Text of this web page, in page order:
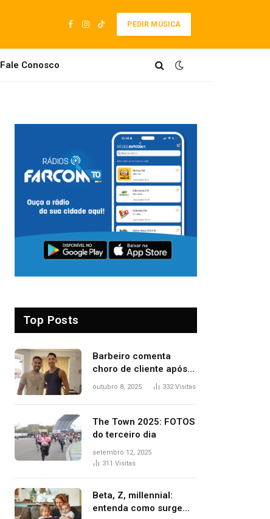
Facebook
Instagram
TikTok
PEDIR MÚSICA
Fale Conosco
Top Posts
Barbeiro comenta
choro de cliente após
despedida e explica
tantas pessoas’
outubro 8, 2025 332Visitas
The Town 2025: FOTOS
do terceiro dia
setembro 12, 2025
311 Visitas
Beta, Z, millennial:
entenda como surgem